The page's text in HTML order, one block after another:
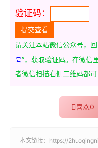
验证码：
请关注本站微信公众号，回
号”，获取验证码。在微信
者微信扫描右侧二维码都可
喜欢0
本文链接： https://